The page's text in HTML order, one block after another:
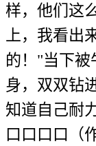
样，他们这
上，我看出
的！"当下被
身，双双钻
知道自己耐
口口口口（